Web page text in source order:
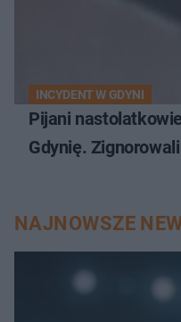
INCYDENT W GDYNI
Pijani
Gdynię.
NAJNOWSZE